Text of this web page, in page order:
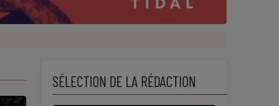
SÉLECTION DE LA RÉDACTION